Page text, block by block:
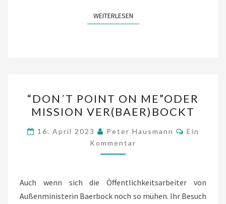
WEITERLESENWEITERLESEN
´T
POINT
ON
ME”ODER
MISSION
“DON´T POINT ON ME”ODER
MISSION VER(BAER)BOCKT
16. April 2023 Peter Hausmann
Ein
Kommentar
Auch wenn sich die Öffentlichkeitsarbeiter von
Außenministerin Baerbock noch so mühen. Ihr Besuch